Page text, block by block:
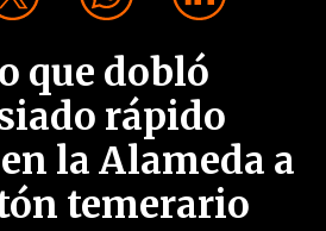
que dobló
rápido
la Alameda a
temerario